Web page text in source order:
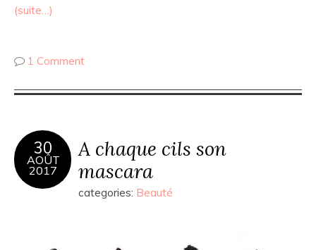
(suite…)
1 Comment
30
AOÛT
2017
A chaque cils son
mascara
categories: Beauté